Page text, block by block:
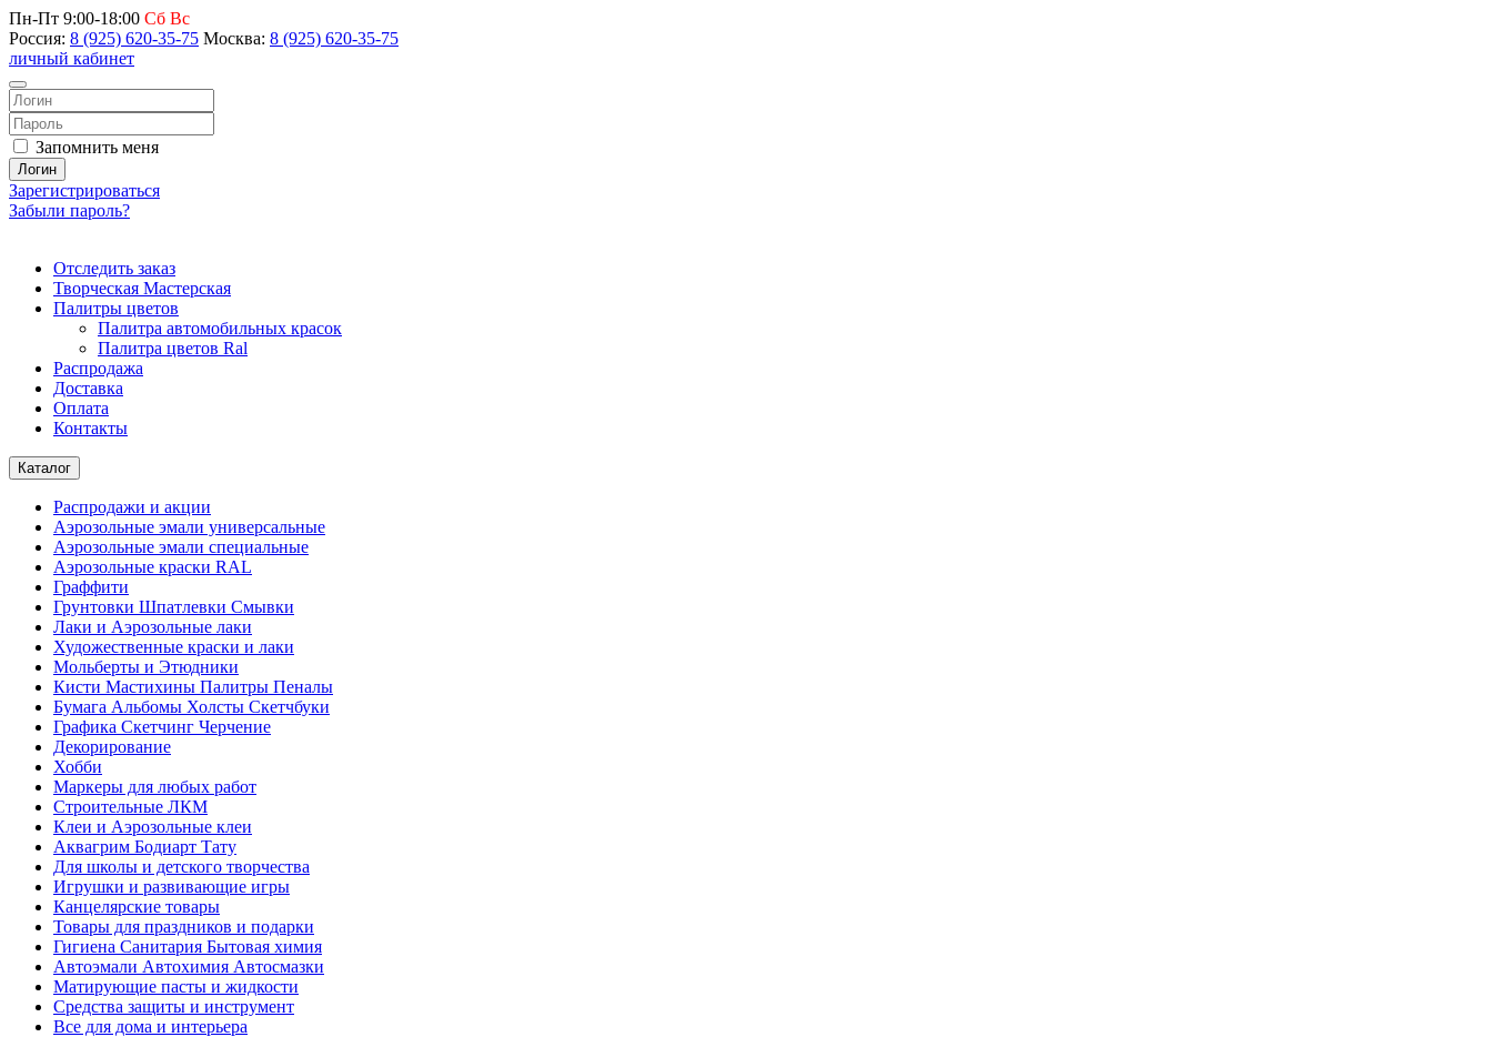
Пн-Пт 9:00-18:00 Сб Вс
Россия: 8 (925) 620-35-75 Москва: 8 (925) 620-35-75
личный кабинет
Запомнить меня
Логин
Зарегистрироваться
Забыли пароль?
Отследить заказ
Творческая Мастерская
Палитры цветов
Палитра автомобильных красок
Палитра цветов Ral
Распродажа
Доставка
Оплата
Контакты
Каталог
Распродажи и акции
Аэрозольные эмали универсальные
Аэрозольные эмали специальные
Аэрозольные краски RAL
Граффити
Грунтовки Шпатлевки Смывки
Лаки и Аэрозольные лаки
Художественные краски и лаки
Мольберты и Этюдники
Кисти Мастихины Палитры Пеналы
Бумага Альбомы Холсты Скетчбуки
Графика Скетчинг Черчение
Декорирование
Хобби
Маркеры для любых работ
Строительные ЛКМ
Клеи и Аэрозольные клеи
Аквагрим Бодиарт Тату
Для школы и детского творчества
Игрушки и развивающие игры
Канцелярские товары
Товары для праздников и подарки
Гигиена Санитария Бытовая химия
Автоэмали Автохимия Автосмазки
Матирующие пасты и жидкости
Средства защиты и инструмент
Все для дома и интерьера